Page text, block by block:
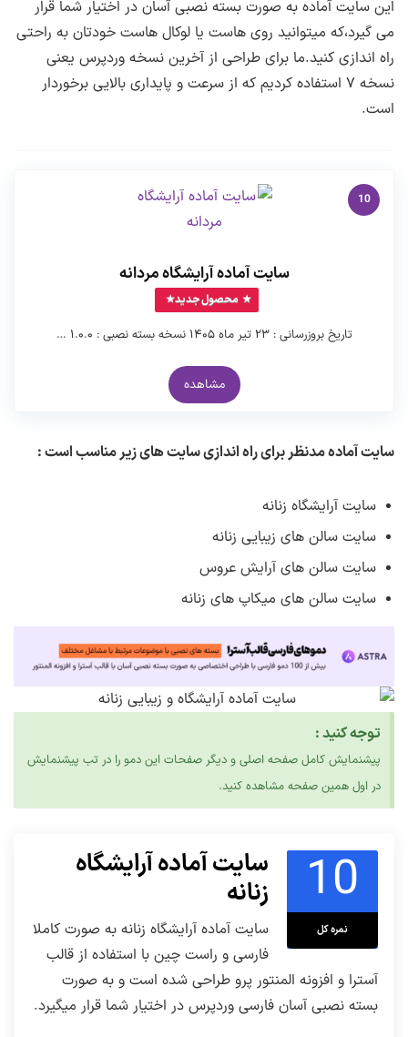
نسخه وردپرس مورد نیاز :
۷ به بالا ( ترجیحا
آخرین نسخه منتشر شده )
طراحی و توسعه : تیم لرن دی ال
پیشنمایش صفحه تعرفه ها
پیشنمایش صفحه وبلاگ
این سایت آماده به صورت بسته نصبی آسان در اختیار شما قرار
می گیرد،که میتوانید روی هاست یا لوکال هاست خودتان به راحتی
راه اندازی کنید.ما برای طراحی از آخرین نسخه وردپرس یعنی
نسخه ۷ استفاده کردیم که از سرعت و پایداری بالایی برخوردار
است.
10
سایت آماده آرایشگاه مردانه
محصول جدید
تاریخ بروزرسانی : ۲۳ تیر ماه ۱۴۰۵ نسخه بسته نصبی : ۱.۰.۰ …
مشاهده
سایت آماده مدنظر برای راه اندازی سایت های زیر مناسب است :
سایت آرایشگاه زنانه
سایت سالن های زیبایی زنانه
سایت سالن های آرایش عروس
سایت سالن های میکاپ های زنانه
توجه کنید :
پیشنمایش کامل صفحه اصلی و دیگر صفحات این دمو را در تب پیشنمایش
در اول همین صفحه مشاهده کنید.
10
نمره کل
سایت آماده آرایشگاه
زنانه
سایت آماده آرایشگاه زنانه به صورت کاملا
فارسی و راست چین با استفاده از قالب
آسترا و افزونه المنتور پرو طراحی شده است و به صورت
بسته نصبی آسان فارسی وردپرس در اختیار شما قرار میگیرد.